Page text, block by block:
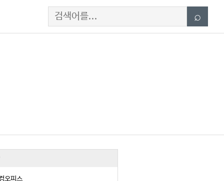
Search ⌕
오피스